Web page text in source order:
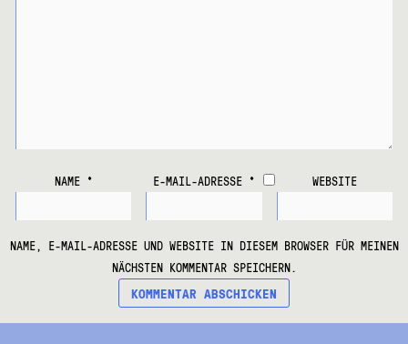
NAME * E-MAIL-ADRESSE * WEBSITE
NAME, E-MAIL-ADRESSE UND WEBSITE IN DIESEM BROWSER FÜR MEINEN
NÄCHSTEN KOMMENTAR SPEICHERN.